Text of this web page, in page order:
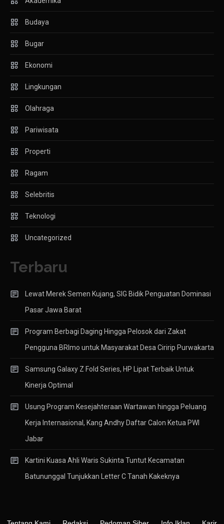
Budaya
Bugar
Ekonomi
Lingkungan
Olahraga
Pariwisata
Properti
Ragam
Selebritis
Teknologi
Uncategorized
Terbaru
Lewat Merek Semen Kujang, SIG Bidik Penguatan Dominasi
Pasar Jawa Barat
Program Berbagi Daging Hingga Pelosok dari Zakat
Pengguna BRImo untuk Masyarakat Desa Ciririp Purwakarta
Samsung Galaxy Z Fold Series, HP Lipat Terbaik Untuk
Kinerja Optimal
Usung Program Kesejahteraan Wartawan hingga Peluang
Kerja Internasional, Kang Andhy Daftar Calon Ketua PWI
Jabar
Kartini Kuasa Ahli Waris Sukinta Tuntut Kecamatan
Batununggal Tunjukkan Letter C Tanah Kakeknya